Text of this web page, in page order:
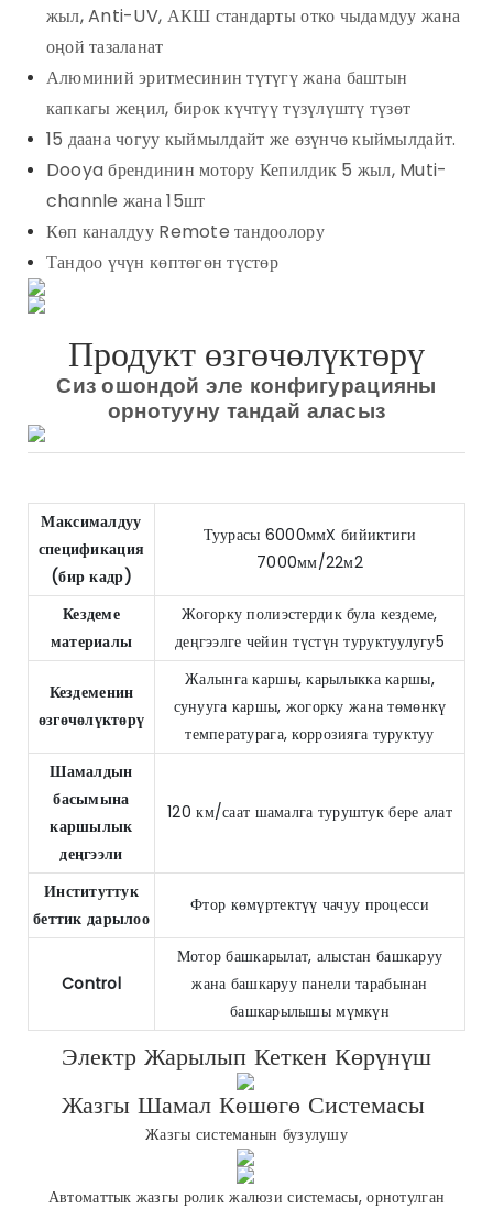
жыл, Anti-UV, АКШ стандарты отко чыдамдуу жана
оңой тазаланат
Алюминий эритмесинин түтүгү жана баштын
капкагы жеңил, бирок күчтүү түзүлүштү түзөт
15 даана чогуу кыймылдайт же өзүнчө кыймылдайт.
Dooya брендинин мотору Кепилдик 5 жыл, Muti-
channle жана 15шт
Көп каналдуу Remote тандоолору
Тандоо үчүн көптөгөн түстөр
Продукт өзгөчөлүктөрү
Сиз ошондой эле конфигурацияны
орнотууну тандай аласыз
Максималдуу
спецификация
(бир кадр)
Туурасы 6000ммX бийиктиги
7000мм/22м2
Кездеме
материалы
Жогорку полиэстердик була кездеме,
деңгээлге чейин түстүн туруктуулугу5
Кездеменин
өзгөчөлүктөрү
Жалынга каршы, карылыкка каршы,
сунууга каршы, жогорку жана төмөнкү
температурага, коррозияга туруктуу
Шамалдын
басымына
каршылык
деңгээли
120 км/саат шамалга туруштук бере алат
Институттук
беттик дарылоо
Фтор көмүртектүү чачуу процесси
Control
Мотор башкарылат, алыстан башкаруу
жана башкаруу панели тарабынан
башкарылышы мүмкүн
Электр Жарылып Кеткен Көрүнүш
Жазгы Шамал Көшөгө Системасы
Жазгы системанын бузулушу
Автоматтык жазгы ролик жалюзи системасы, орнотулган